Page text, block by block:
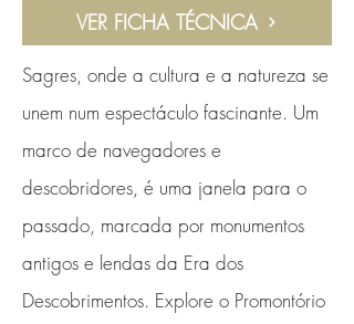
VER FICHA TÉCNICA
Sagres, onde a cultura e a natureza se
unem num espectáculo fascinante. Um
marco de navegadores e
descobridores, é uma janela para o
passado, marcada por monumentos
antigos e lendas da Era dos
Descobrimentos. Explore o Promontório